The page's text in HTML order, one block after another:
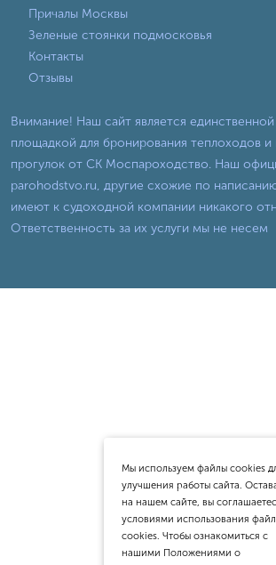
Причалы Москвы
Зеленые стоянки подмосковья
Контакты
Отзывы
Внимание! Наш сайт является
площадкой для бронирования теплоходов и
прогулок от СК Моспароходство. Наш
parohodstvo.ru, другие схожие по
имеют к судоходной компании никакого
Ответственность за их услуги мы не несем
Мы используем файлы cookies
улучшения работы сайта.
на нашем сайте, вы
условиями использования
cookies. Чтобы ознакомиться с
нашими Положениями о